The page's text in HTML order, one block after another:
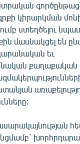
կիրարկման
ստեղծելու
մասնակցել են
եւ
քաղաքական